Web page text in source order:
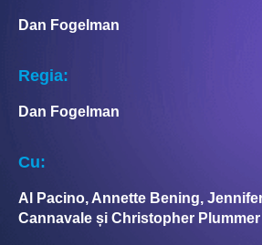
Dan Fogelman
Regia:
Dan Fogelman
Cu:
Al Pacino, Annette Bening,
Cannavale și Christopher Plummer